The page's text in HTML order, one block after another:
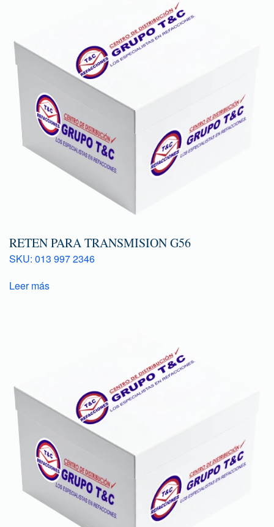
RETEN PARA TRANSMISION G56
SKU: 013 997 2346
Leer más